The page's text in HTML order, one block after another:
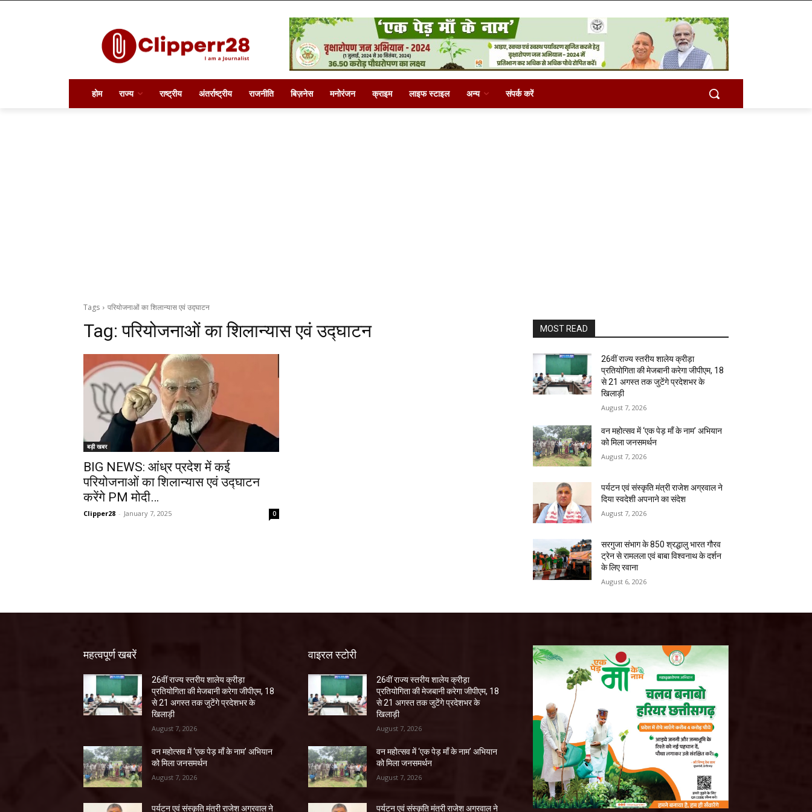
होम राज्य राष्ट्रीय अंतर्राष्ट्रीय राजनीति बिज़नेस मनोरंजन क्राइम लाइफ स्टाइल अन्य संपर्क करें
Tags परियोजनाओं का शिलान्यास एवं उद्घाटन
Tag:परियोजनाओं का शिलान्यास एवं उद्घाटन
बड़ी खबर
BIG NEWS: आंध्र प्रदेश में कई
परियोजनाओं का शिलान्यास एवं उद्घाटन
करेंगे PM मोदी…
Clipper28 - January 7, 2025 0
MOST READ
26वीं राज्य स्तरीय शालेय क्रीड़ा
प्रतियोगिता की मेजबानी करेगा जीपीएम, 18
से 21 अगस्त तक जुटेंगे प्रदेशभर के
खिलाड़ी
August 7, 2026
वन महोत्सव में ‘एक पेड़ माँ के नाम’ अभियान
को मिला जनसमर्थन
August 7, 2026
पर्यटन एवं संस्कृति मंत्री राजेश अग्रवाल ने
दिया स्वदेशी अपनाने का संदेश
August 7, 2026
सरगुजा संभाग के 850 श्रद्धालु भारत गौरव
ट्रेन से रामलला एवं बाबा विश्वनाथ के दर्शन
के लिए रवाना
August 6, 2026
महत्वपूर्ण खबरें
26वीं राज्य स्तरीय शालेय क्रीड़ा
प्रतियोगिता की मेजबानी करेगा जीपीएम, 18
से 21 अगस्त तक जुटेंगे प्रदेशभर के
खिलाड़ी
August 7, 2026
वन महोत्सव में ‘एक पेड़ माँ के नाम’ अभियान
को मिला जनसमर्थन
August 7, 2026
पर्यटन एवं संस्कृति मंत्री राजेश अग्रवाल ने
वाइरल स्टोरी
26वीं राज्य स्तरीय शालेय क्रीड़ा
प्रतियोगिता की मेजबानी करेगा जीपीएम, 18
से 21 अगस्त तक जुटेंगे प्रदेशभर के
खिलाड़ी
August 7, 2026
वन महोत्सव में ‘एक पेड़ माँ के नाम’ अभियान
को मिला जनसमर्थन
August 7, 2026
पर्यटन एवं संस्कृति मंत्री राजेश अग्रवाल ने